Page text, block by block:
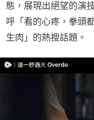
態，展現出絕望的演
呼「看的心疼，拳頭
生肉」的熱搜話題。